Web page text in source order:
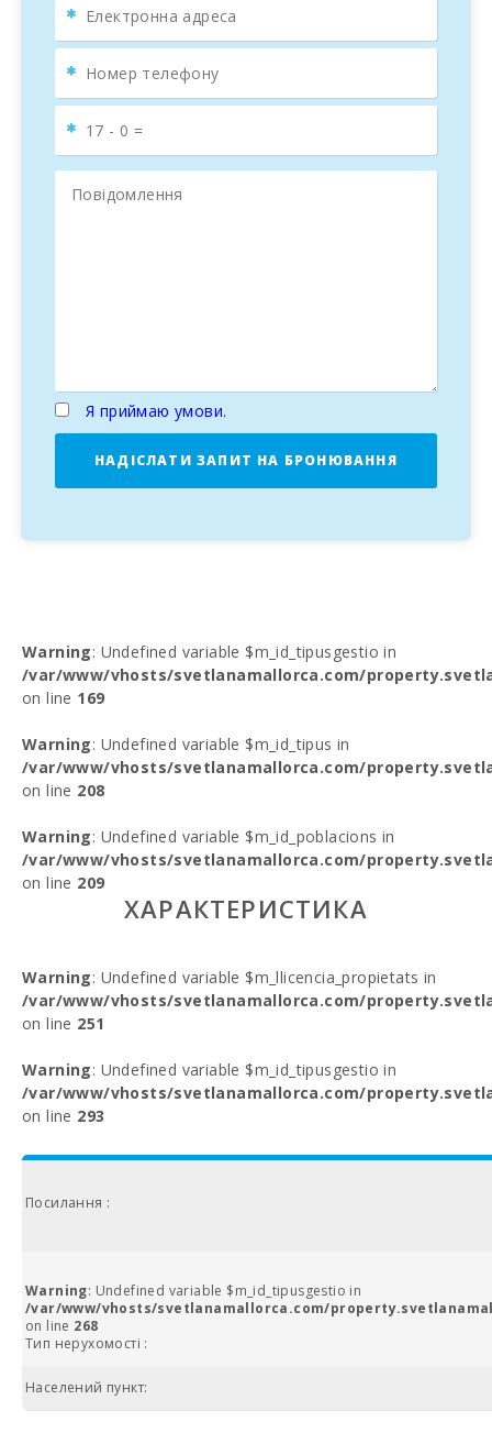
Я приймаю умови.
НАДІСЛАТИ ЗАПИТ НА БРОНЮВАННЯ
Warning: Undefined variable $m_id_tipusgestio in
/var/www/vhosts/svetlanamallorca.com/
on line 169
Warning: Undefined variable $m_id_tipus in
/var/www/vhosts/svetlanamallorca.com/
on line 208
Warning: Undefined variable $m_id_poblacions in
/var/www/vhosts/svetlanamallorca.com/
on line 209
ХАРАКТЕРИСТИКА
Warning: Undefined variable $m_llicencia_propietats in
/var/www/vhosts/svetlanamallorca.com/
on line 251
Warning: Undefined variable $m_id_tipusgestio in
/var/www/vhosts/svetlanamallorca.com/
on line 293
Посилання :
Warning: Undefined variable $m_id_tipusgestio in
/var/www/vhosts/svetlanamallorca.com/
on line 268
Тип нерухомості :
Населений пункт: